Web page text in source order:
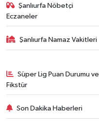
Şanlıurfa Nöbetçi
Eczaneler
Şanlıurfa Namaz Vakitleri
Süper Lig Puan Durumu ve
Fikstür
Son Dakika Haberleri